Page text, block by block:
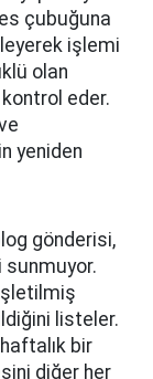
çubuğuna
işlemi
olan
eder.
yeniden
gönderisi,
sunmuyor.
listeler.
bir
diğer her